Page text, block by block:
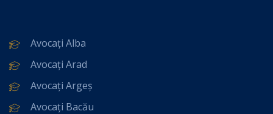
Avocați Alba
Avocați Arad
Avocați Argeș
Avocați Bacău